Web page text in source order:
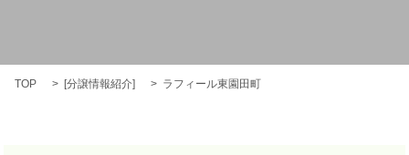
TOP [分譲情報紹介] ラフィール東園田町